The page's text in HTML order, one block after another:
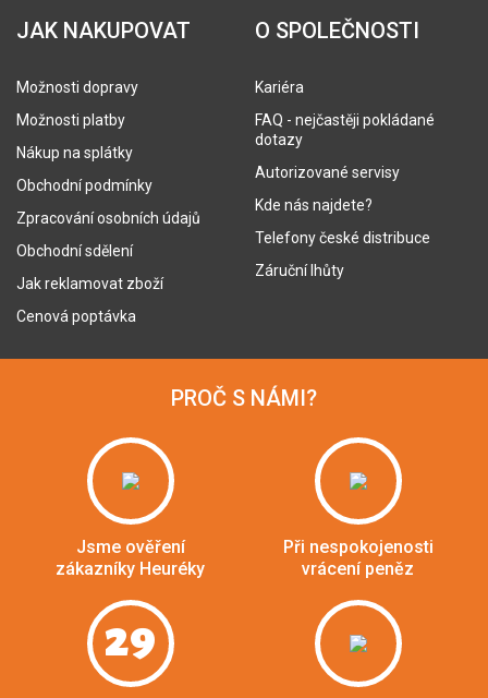
JAK NAKUPOVAT
Možnosti dopravy
Možnosti platby
Nákup na splátky
Obchodní podmínky
Zpracování osobních údajů
Obchodní sdělení
Jak reklamovat zboží
Cenová poptávka
O SPOLEČNOSTI
Kariéra
FAQ - nejčastěji pokládané
dotazy
Autorizované servisy
Kde nás najdete?
Telefony české distribuce
Záruční lhůty
PROČ S NÁMI?
Jsme ověření
zákazníky Heuréky
Při nespokojenosti
vrácení peněz
29